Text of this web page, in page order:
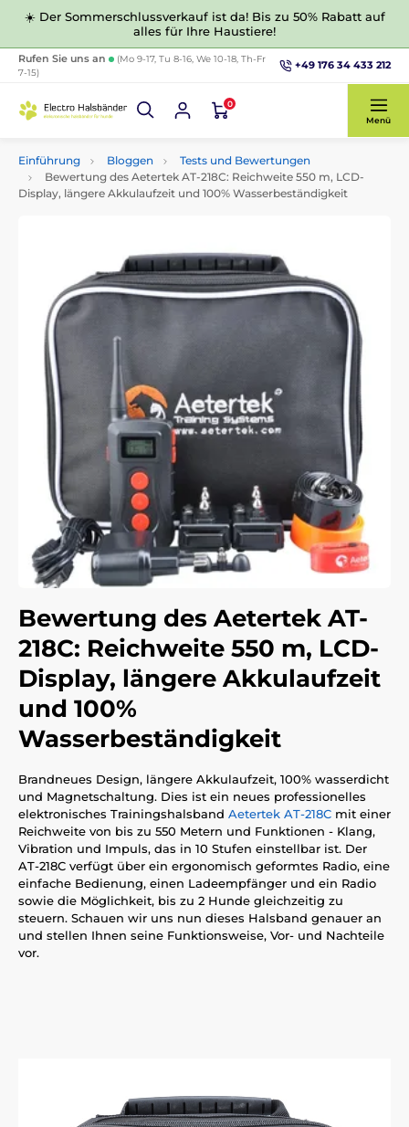
☀️ Der Sommerschlussverkauf ist da! Bis zu 50% Rabatt auf
alles für Ihre Haustiere!
Rufen Sie uns an
(Mo 9-17, Tu 8-16, We 10-18, Th-Fr
7-15)
+49 176 34 433 212
0
Menü
Einführung Bloggen
Tests und Bewertungen
Bewertung des Aetertek AT-218C: Reichweite 550 m, LCD-
Display, längere Akkulaufzeit und 100% Wasserbeständigkeit
Bewertung des Aetertek AT-
218C: Reichweite 550 m, LCD-
Display, längere Akkulaufzeit
und 100%
Wasserbeständigkeit
Brandneues Design, längere Akkulaufzeit, 100% wasserdicht
und Magnetschaltung. Dies ist ein neues professionelles
elektronisches Trainingshalsband Aetertek AT-218C mit einer
Reichweite von bis zu 550 Metern und Funktionen - Klang,
Vibration und Impuls, das in 10 Stufen einstellbar ist. Der
AT-218C verfügt über ein ergonomisch geformtes Radio, eine
einfache Bedienung, einen Ladeempfänger und ein Radio
sowie die Möglichkeit, bis zu 2 Hunde gleichzeitig zu
steuern. Schauen wir uns nun dieses Halsband genauer an
und stellen Ihnen seine Funktionsweise, Vor- und Nachteile
vor.